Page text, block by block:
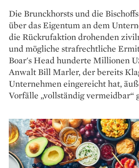
Die Brunckhorsts und die
über das Eigentum an dem
die Rückrufaktion drohenden
und mögliche strafrechtliche
Boar's Head hunderte Millionen
Anwalt Bill Marler, der bereits
Unternehmen eingereicht hat,
Vorfälle „vollständig vermeidbar“